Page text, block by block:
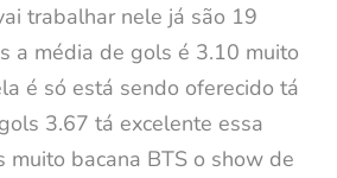
trabalhar nele já são 19
a média de gols é 3.10 muito
é só está sendo oferecido tá
3.67 tá excelente essa
muito bacana BTS o show de